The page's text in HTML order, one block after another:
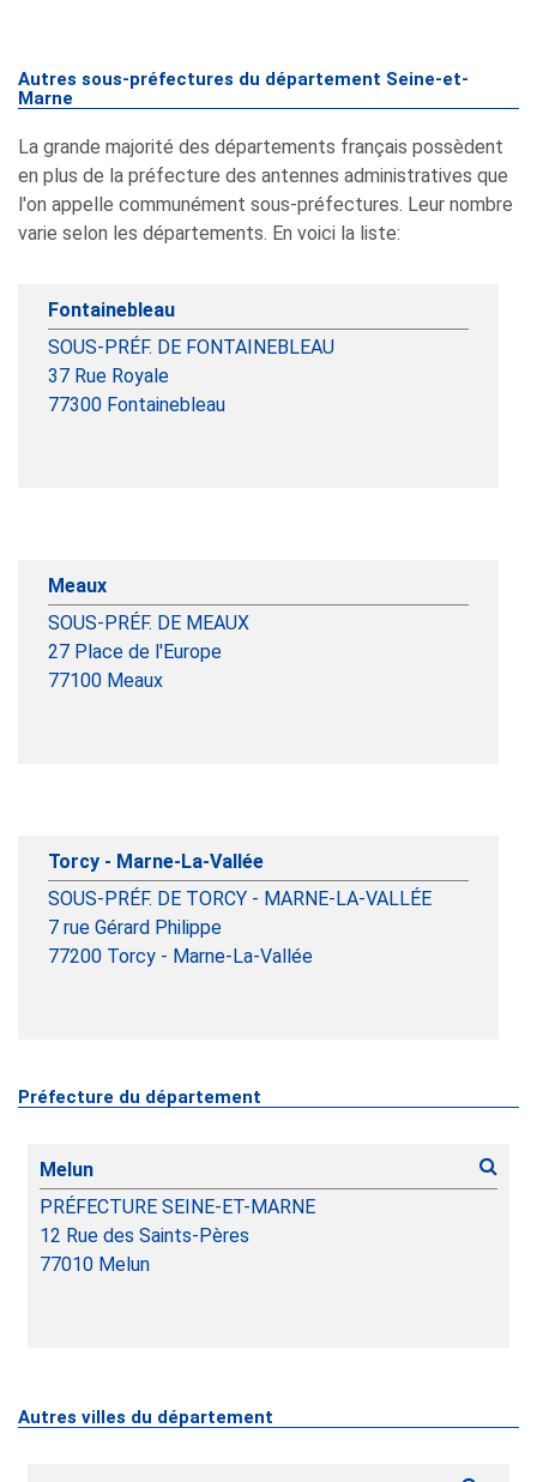
Autres sous-préfectures du département Seine-et-
Marne
La grande majorité des départements français possèdent
en plus de la préfecture des antennes administratives que
l'on appelle communément sous-préfectures. Leur nombre
varie selon les départements. En voici la liste:
Fontainebleau
SOUS-PRÉF. DE FONTAINEBLEAU
37 Rue Royale
77300 Fontainebleau
Meaux
SOUS-PRÉF. DE MEAUX
27 Place de l'Europe
77100 Meaux
Torcy - Marne-La-Vallée
SOUS-PRÉF. DE TORCY - MARNE-LA-VALLÉE
7 rue Gérard Philippe
77200 Torcy - Marne-La-Vallée
Préfecture du département
Melun
PRÉFECTURE SEINE-ET-MARNE
12 Rue des Saints-Pères
77010 Melun
Autres villes du département